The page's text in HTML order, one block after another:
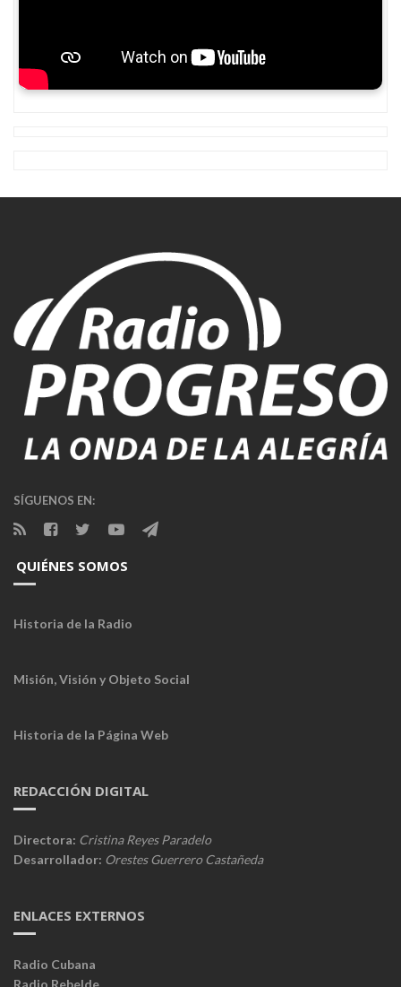
SÍGUENOS EN:
QUIÉNES SOMOS
Historia de la Radio
Misión, Visión y Objeto Social
Historia de la Página Web
REDACCIÓN DIGITAL
Directora: Cristina Reyes Paradelo
Desarrollador: Orestes Guerrero Castañeda
ENLACES EXTERNOS
Radio Cubana